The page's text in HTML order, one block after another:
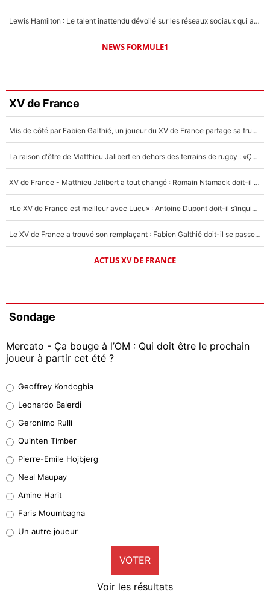
Lewis Hamilton : Le talent inattendu dévoilé sur les réseaux sociaux qui a impressionné Kim Kardashian pendant leurs vacances en amoureux !
NEWS FORMULE1
XV de France
Mis de côté par Fabien Galthié, un joueur du XV de France partage sa frustration : «ils ne me l’ont pas dit tout de suite»
La raison d'être de Matthieu Jalibert en dehors des terrains de rugby : «Ça m'atteint autant que si tu touches à un membre de ma famille»
XV de France - Matthieu Jalibert a tout changé : Romain Ntamack doit-il s’inquiéter pour sa place à un an de la Coupe du monde ?
«Le XV de France est meilleur avec Lucu» : Antoine Dupont doit-il s’inquiéter pour sa place ?
Le XV de France a trouvé son remplaçant : Fabien Galthié doit-il se passer d'Antoine Dupont ?
ACTUS XV DE FRANCE
Sondage
Mercato - Ça bouge à l’OM : Qui doit être le prochain
joueur à partir cet été ?
38%
32%
4%
1%
9%
Geoffrey Kondogbia
Leonardo Balerdi
Geronimo Rulli
Quinten Timber
Pierre-Emile Hojbjerg
Neal Maupay
Amine Harit
Faris Moumbagna
Un autre joueur
VOTER
Voir les résultats